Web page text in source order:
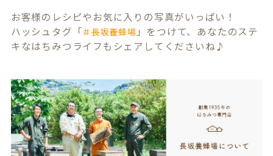
お客様のレシピやお気に入りの写真がいっぱい！
ハッシュタグ「＃長坂養蜂場 」をつけて、あなたのステ
キなはちみつライフもシェアしてくださいね♪